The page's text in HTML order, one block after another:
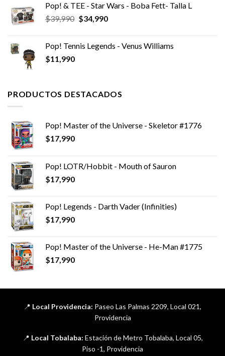
era:
$10,990.
es:
$6,990.
Pop! & TEE - Star Wars - Boba Fett- Talla L
$39,990 El
era:
$34,990El
es:
Pop! Tennis Legends - Venus Williams
$11,990
PRODUCTOS DESTACADOS
Pop! Master of the Universe - Skeletor #1776
$17,990
Pop! LOTR/Hobbit - Mouth of Sauron
$17,990
Pop! Legends - Darth Vader (Infinities)
$17,990
Pop! Master of the Universe - He-Man #1775
$17,990
📍 Local Providencia: Paseo Las Palmas 2209, Local 021,
Providencia
📍 Local Tobalaba: Estación de Metro Tobalaba, Local 05,
Piso -1, Providencia